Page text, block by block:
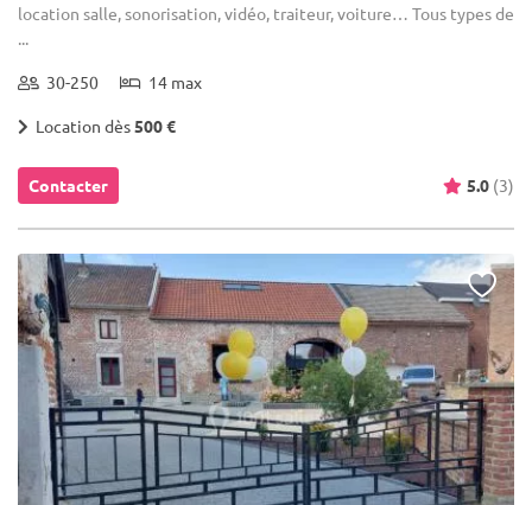
location salle, sonorisation, vidéo, traiteur, voiture… Tous types de
30-250 14 max
Location dès 500 €
Contacter 5.0 (3)